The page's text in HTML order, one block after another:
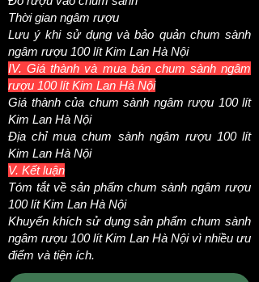
Thời gian ngâm rượu
Lưu ý khi sử dụng và bảo quản chum sành
ngâm rượu 100 lít Kim Lan Hà Nội
IV. Giá thành và mua bán chum sành ngâm
rượu 100 lít Kim Lan Hà Nội
Giá thành của chum sành ngâm rượu 100 lít
Kim Lan Hà Nội
Địa chỉ mua chum sành ngâm rượu 100 lít
Kim Lan Hà Nội
V. Kết luận
Tóm tắt về sản phẩm chum sành ngâm rượu
100 lít Kim Lan Hà Nội
Khuyến khích sử dụng sản phẩm chum sành
ngâm rượu 100 lít Kim Lan Hà Nội vì nhiều ưu
điểm và tiện ích.